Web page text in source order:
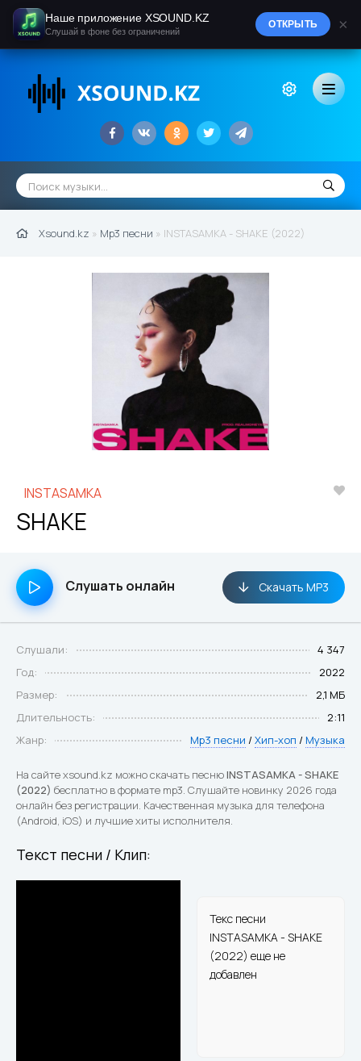
Xsound.kz » Mp3 песни » INSTASAMKA - SHAKE (2022)
INSTASAMKA
SHAKE
Слушать онлайн Скачать MP3
Слушали:
4 347
Год:
2022
Размер:
2,1 МБ
Длительность:
2:11
Жанр:
Mp3 песни /Хип-хоп / Музыка
На сайте xsound.kz можно скачать песнюINSTASAMKA - SHAKE
(2022) бесплатно в формате mp3. Слушайте новинку 2026 года
онлайн без регистрации. Качественная музыка для телефона
(Android, iOS) и лучшие хиты исполнителя.
Текст песни / Клип:
Текс песни
INSTASAMKA - SHAKE
(2022) еще не
добавлен
Наше приложение XSOUND.KZ
Слушай в фоне без ограничений
ОТКРЫТЬ ×